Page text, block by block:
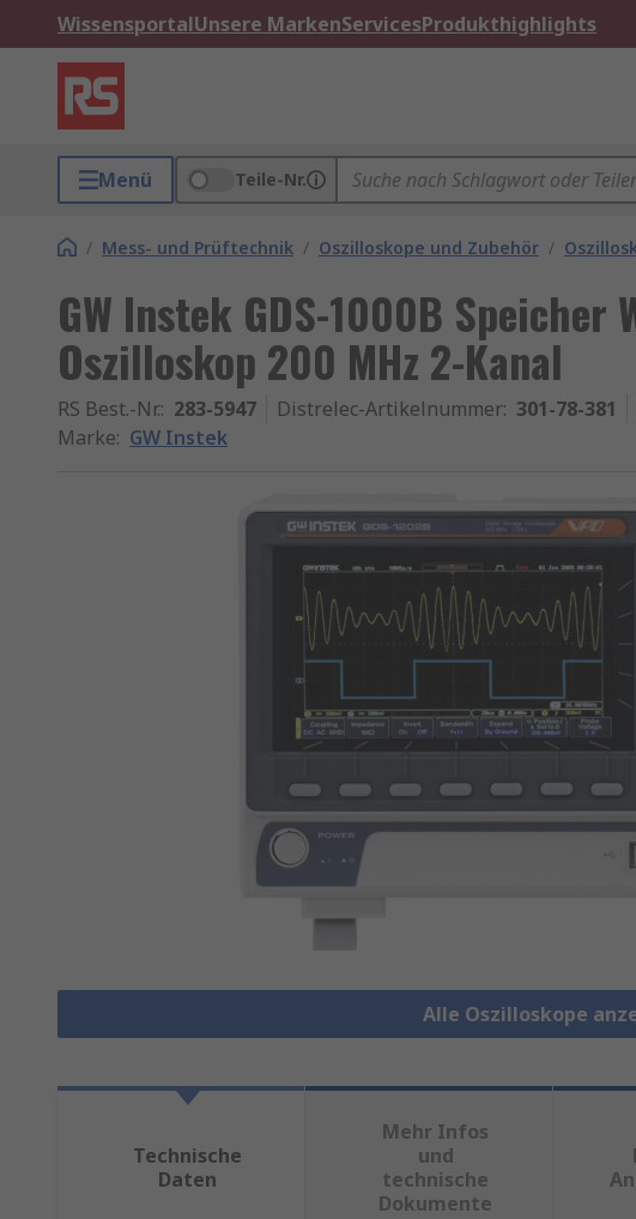
WissensportalUnsere MarkenServicesProdukthighlights
Menü Teile-Nr.
/ Mess- und Prüftechnik / Oszilloskope und Zubehör /
GW Instek GDS-1000B Speicher
Oszilloskop 200 MHz 2-Kanal
RS Best.-Nr.: 283-5947 Distrelec-Artikelnummer: 301-78-381
Marke: GW Instek
Alle Oszilloskope
Technische
Daten
Mehr Infos
und
technische
Dokumente